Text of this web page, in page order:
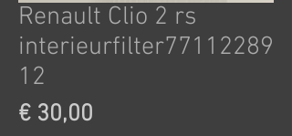
Renault Clio 2 rs
interieurfilter77112289
12
€ 30,00